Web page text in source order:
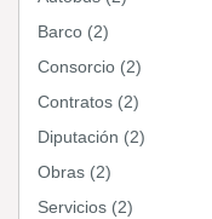
Barco (2)
Consorcio (2)
Contratos (2)
Diputación (2)
Obras (2)
Servicios (2)